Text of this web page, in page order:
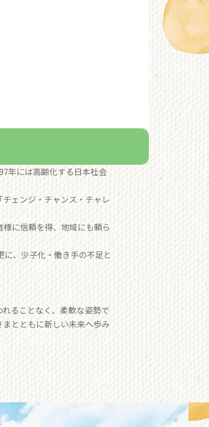
年には高齢化する日本社会
ェンジ・チャンス・チャレ
に信頼を得、地域にも頼ら
、少子化・働き手の不足と
ることなく、柔軟な姿勢で
とともに新しい未来へ歩み